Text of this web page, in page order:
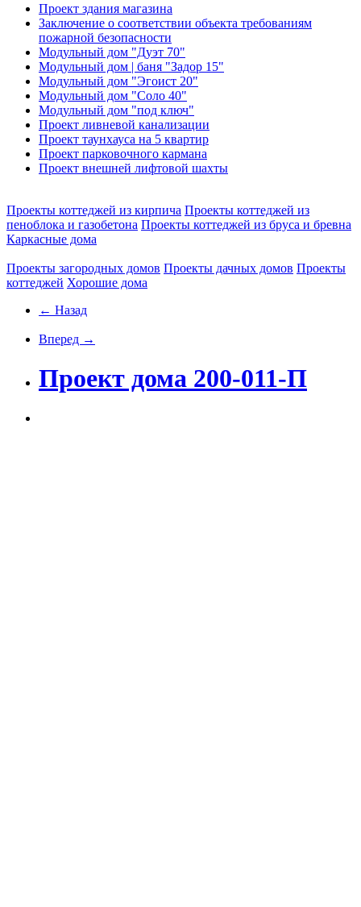
Проект здания магазина
Заключение о соответствии объекта требованиям
пожарной безопасности
Модульный дом "Дуэт 70"
Модульный дом | баня "Задор 15"
Модульный дом "Эгоист 20"
Модульный дом "Соло 40"
Модульный дом "под ключ"
Проект ливневой канализации
Проект таунхауса на 5 квартир
Проект парковочного кармана
Проект внешней лифтовой шахты
Проекты коттеджей из кирпича Проекты коттеджей из
пеноблока и газобетона Проекты коттеджей из бруса и бревна
Каркасные дома
Проекты загородных домов Проекты дачных домов Проекты
коттеджей Хорошие дома
← Назад
Вперед →
Проект дома 200-011-П